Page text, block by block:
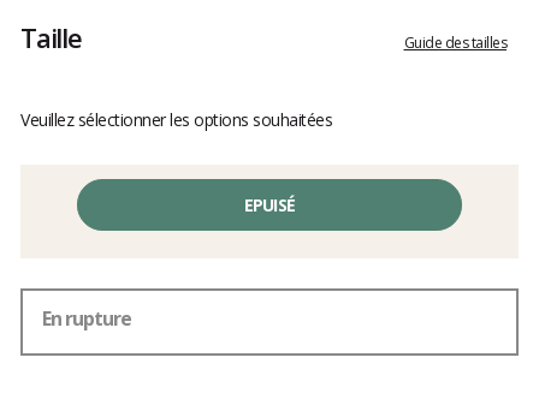
Taille Guide des tailles
Veuillez sélectionner les options souhaitées
EPUISÉ
En rupture